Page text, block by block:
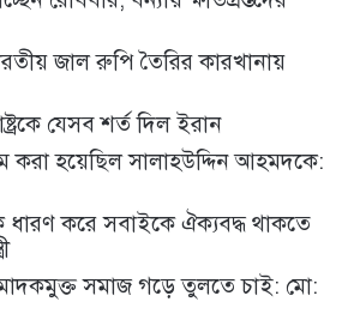
জাল রুপি তৈরির কারখানায়
যেসব শর্ত দিল ইরান
করা হয়েছিল সালাহউদ্দিন আহমদকে:
ধারণ করে সবাইকে ঐক্যবদ্ধ থাকতে
মাদকমুক্ত সমাজ গড়ে তুলতে চাই: মো: